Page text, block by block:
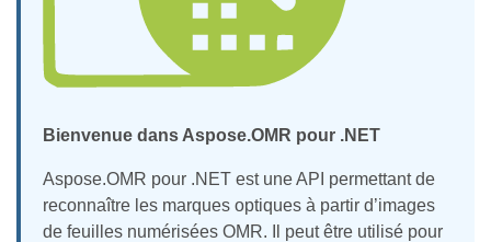
Bienvenue dans Aspose.OMR pour .NET
Aspose.OMR pour .NET est une API permettant de
reconnaître les marques optiques à partir d’images
de feuilles numérisées OMR. Il peut être utilisé pour